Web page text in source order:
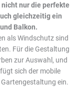
nur die perfekte
gleichzeitig ein
Balkon.
als Windschutz sind
Für die Gestaltung
zur Auswahl, und
sich der mobile
ein.